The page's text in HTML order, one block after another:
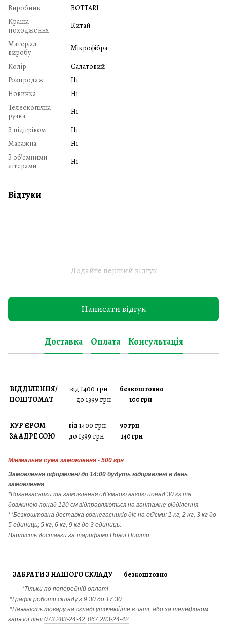
Виробник
BOTTARI
Країна
походження
Китай
Матеріал
виробу
Мікрофібра
Колір
Салатовий
Розпродаж
Ні
Новинка
Ні
Телескопічна
ручка
Ні
З підігрівом
Ні
Масажна
Ні
З обʼємними
літерами
Ні
Відгуки
Додайте перший відгук
Написати відгук
Доставка Оплата Консультація
ВІДДІЛЕННЯ/ від 1400 грн безкоштовно
ПОШТОМАТ до 1399 грн 100 грн
КУР'ЄРОМ від 1400 грн 90 грн
ЗА АДРЕСОЮ до 1399 грн 140 грн
Мінімальна сума замовлення - 500 грн
Замовлення оформлені до 14:00 будуть відправлені в день
замовлення
*Вогнегасники та замовлення об’ємною вагою понад 30 кг та
довжиною понад 120 см відправляються на вантажне відділення
**Безкоштовна доставка вогнегасників діє на об'єми: 1 кг, 2 кг, 3 кг до
5 одиниць; 5 кг, 6 кг, 9 кг до 3 одиниць.
Вартість доставки за тарифами Нової Пошти
ЗАБРАТИ З НАШОГО СКЛАДУ безкоштовно
*Тільки по попередній оплаті
*Графік роботи складу з 9:30 до 17:30
*Наявність товару на складі уточнюйте в чаті, або за телефоном
гарячої лінії073 283-24-42, 067 283-24-42